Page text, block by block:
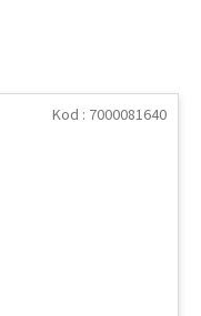
Kod : 7000081640